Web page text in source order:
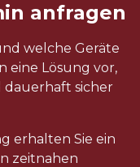
anfragen
welche Geräte
eine Lösung vor,
dauerhaft sicher
erhalten Sie ein
zeitnahen